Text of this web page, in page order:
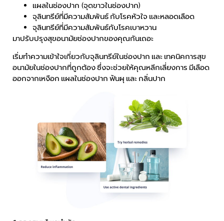
แผลในช่องปาก (จุดขาวในช่องปาก)
จุลินทรีย์ที่มีความสัมพันธ์ กับโรคหัวใจ และหลอดเลือด
จุลินทรีย์ที่มีความสัมพันธ์กับโรคเบาหวาน
มาปรับปรุงสุขอนามัยช่องปากของคุณกันเถอะ
เริ่มทําความเข้าใจเกี่ยวกับจุลินทรีย์ในช่องปาก และ เทคนิคการสุข
อนามัยในช่องปากที่ถูกต้อง ซึ่งจะช่วยให้คุณหลีกเลี่ยงการ มีเลือด
ออกจากเหงือก แผลในช่องปาก ฟันผุ และ กลิ่นปาก